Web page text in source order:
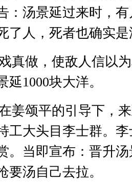
：汤景延过来时，
了人，死者也确实
真做，使敌人信以
延1000块大洋。
姜颂平的引导下，
工大头目李士群。
。当即宣布：晋升
要汤自己去拉。